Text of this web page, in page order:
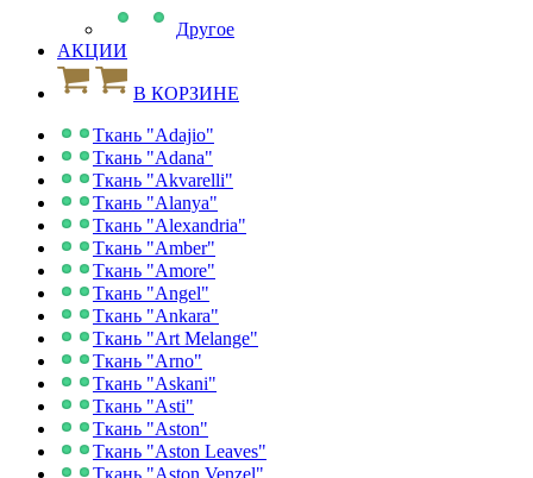
Другое
АКЦИИ
В КОРЗИНЕ
Ткань "Adajio"
Ткань "Adana"
Ткань "Akvarelli"
Ткань "Alanya"
Ткань "Alexandria"
Ткань "Amber"
Ткань "Amore"
Ткань "Angel"
Ткань "Ankara"
Ткань "Art Melange"
Ткань "Arno"
Ткань "Askani"
Ткань "Asti"
Ткань "Aston"
Ткань "Aston Leaves"
Ткань "Aston Venzel"